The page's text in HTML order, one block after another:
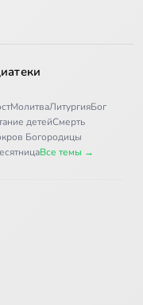
МолитваЛитургияБог
детейСмерть
Богородицы
Все темы →